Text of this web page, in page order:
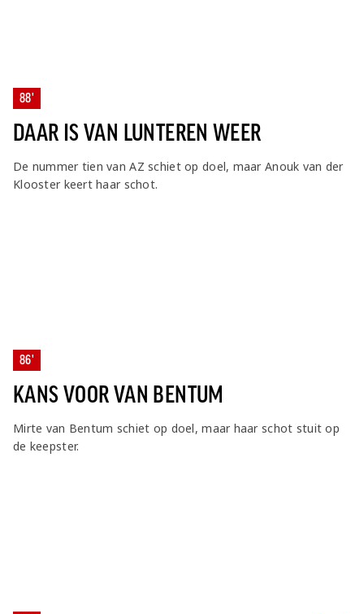
88'
DAAR IS VAN LUNTEREN WEER
De nummer tien van AZ schiet op doel, maar Anouk van der
Klooster keert haar schot.
86'
KANS VOOR VAN BENTUM
Mirte van Bentum schiet op doel, maar haar schot stuit op
de keepster.